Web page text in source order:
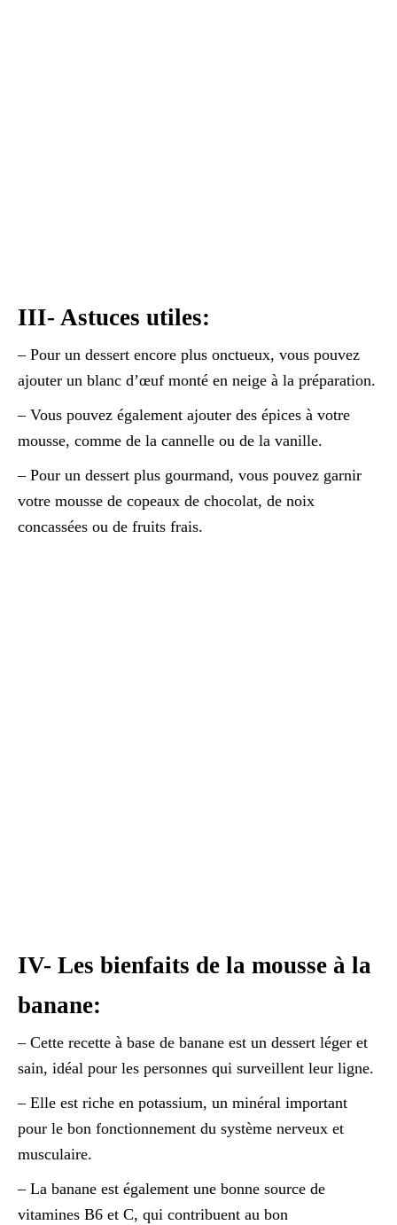
III- Astuces utiles:
– Pour un dessert encore plus onctueux, vous pouvez
ajouter un blanc d’œuf monté en neige à la préparation.
– Vous pouvez également ajouter des épices à votre
mousse, comme de la cannelle ou de la vanille.
– Pour un dessert plus gourmand, vous pouvez garnir
votre mousse de copeaux de chocolat, de noix
concassées ou de fruits frais.
IV- Les bienfaits de la mousse à la
banane:
– Cette recette à base de banane est un dessert léger et
sain, idéal pour les personnes qui surveillent leur ligne.
– Elle est riche en potassium, un minéral important
pour le bon fonctionnement du système nerveux et
musculaire.
– La banane est également une bonne source de
vitamines B6 et C, qui contribuent au bon